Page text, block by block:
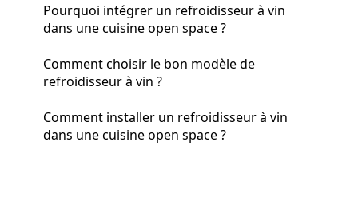
Pourquoi intégrer un refroidisseur à vin
dans une cuisine open space ?
Comment choisir le bon modèle de
refroidisseur à vin ?
Comment installer un refroidisseur à vin
dans une cuisine open space ?